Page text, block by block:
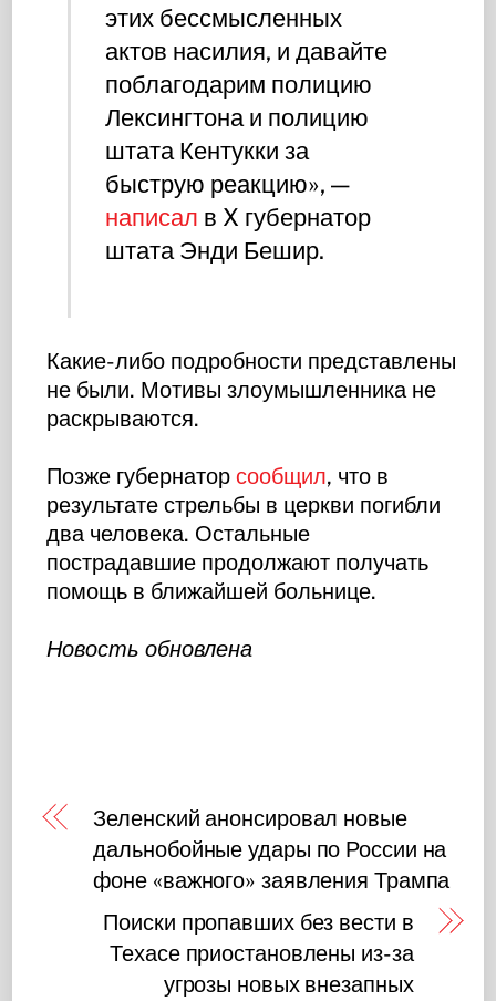
этих бессмысленных
актов насилия, и давайте
поблагодарим полицию
Лексингтона и полицию
штата Кентукки за
быструю реакцию», —
написал в X губернатор
штата Энди Бешир.
Какие-либо подробности представлены
не были. Мотивы злоумышленника не
раскрываются.
Позже губернаторсообщил, что в
результате стрельбы в церкви погибли
два человека. Остальные
пострадавшие продолжают получать
помощь в ближайшей больнице.
Новость обновлена
Зеленский анонсировал новые
дальнобойные удары по России на
фоне «важного» заявления Трампа
Поиски пропавших без вести в
Техасе приостановлены из-за
угрозы новых внезапных